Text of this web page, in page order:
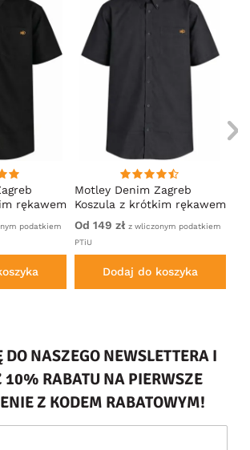
rękawem
podatkiem
Motley Denim Zagreb
Koszula z krótkim rękawem
Antracytowy
Od 149 zł z wliczonym podatkiem
PTiU
Dodaj do koszyka
NASZEGO NEWSLETTERA I
10% RABATU NA PIERWSZE
Z KODEM RABATOWYM!